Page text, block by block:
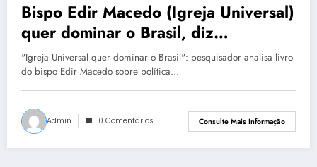
Bispo Edir Macedo (Igreja Universal)
quer dominar o Brasil, diz
pesquisador
"Igreja Universal quer dominar o Brasil": pesquisador analisa livro
do bispo Edir Macedo sobre política…
Admin 0 Comentários Consulte Mais Informação